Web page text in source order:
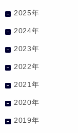
2025年
2024年
2023年
2022年
2021年
2020年
2019年